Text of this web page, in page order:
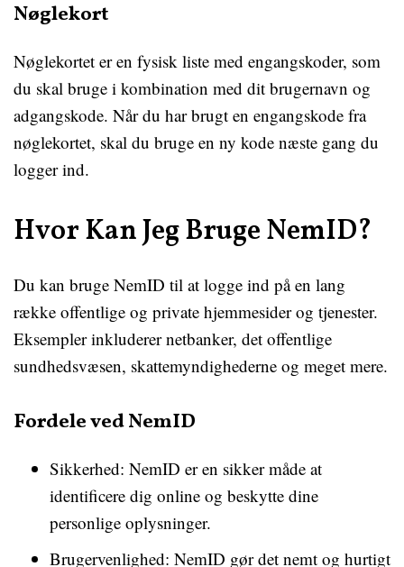
Nøglekort
Nøglekortet er en fysisk liste med engangskoder, som
du skal bruge i kombination med dit brugernavn og
adgangskode. Når du har brugt en engangskode fra
nøglekortet, skal du bruge en ny kode næste gang du
logger ind.
Hvor Kan Jeg Bruge NemID?
Du kan bruge NemID til at logge ind på en lang
række offentlige og private hjemmesider og tjenester.
Eksempler inkluderer netbanker, det offentlige
sundhedsvæsen, skattemyndighederne og meget mere.
Fordele ved NemID
Sikkerhed: NemID er en sikker måde at
identificere dig online og beskytte dine
personlige oplysninger.
Brugervenlighed: NemID gør det nemt og hurtigt